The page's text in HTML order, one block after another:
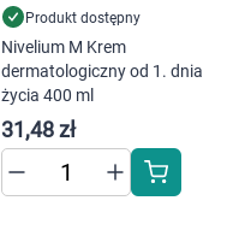
Produkt dostępny
Nivelium M Krem
dermatologiczny od 1. dnia
życia 400 ml
31,48 zł